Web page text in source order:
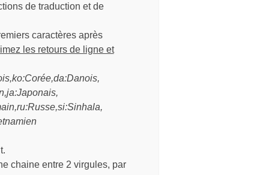
de traduction et de
caractères après
les retours de ligne et
chaine entre 2 virgules, par